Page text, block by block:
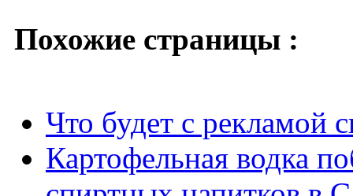
Похожие страницы :
Что будет с рекламой
Картофельная водка